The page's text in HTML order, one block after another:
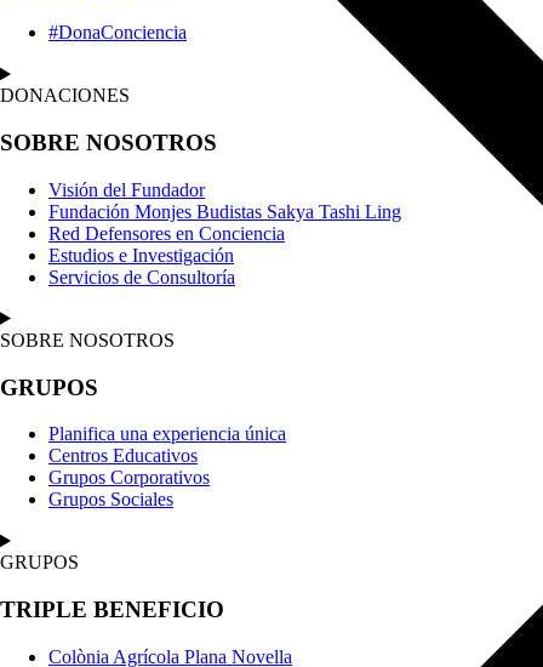
#DonaConciencia
DONACIONES
SOBRE NOSOTROS
Visión del Fundador
Fundación Monjes Budistas Sakya Tashi Ling
Red Defensores en Conciencia
Estudios e Investigación
Servicios de Consultoría
SOBRE NOSOTROS
GRUPOS
Planifica una experiencia única
Centros Educativos
Grupos Corporativos
Grupos Sociales
GRUPOS
TRIPLE BENEFICIO
Colònia Agrícola Plana Novella